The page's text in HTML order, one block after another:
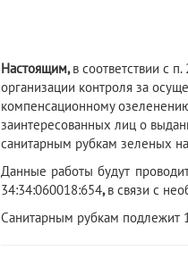
Настоящим,в соответствии с п.
организации контроля за
компенсационному
заинтересованных лиц о
санитарным рубкам зеленых
Данные работы будут
34:34:060018:654,в связи с
Санитарным рубкам подлежит